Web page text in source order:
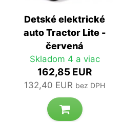
Detské elektrické
auto Tractor Lite -
červená
Skladom 4 a viac
162,85 EUR
132,40 EUR bez DPH